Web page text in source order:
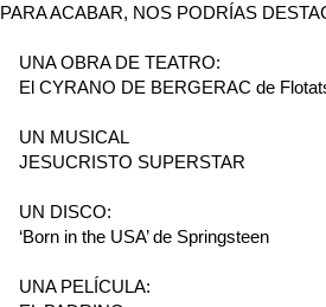
PARA ACABAR, NOS PODRÍAS
UNA OBRA DE TEATRO:
El CYRANO DE BERGERAC de
UN MUSICAL
JESUCRISTO SUPERSTAR
UN DISCO:
‘Born in the USA’ de Springsteen
UNA PELÍCULA: